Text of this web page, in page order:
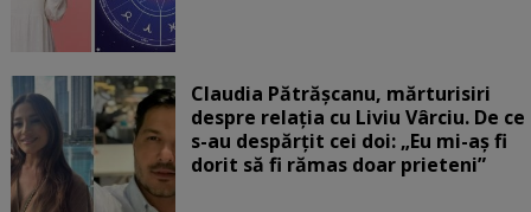
Claudia Pătrășcanu, mărturisiri
despre relația cu Liviu Vârciu. De ce
s-au despărțit cei doi: „Eu mi-aș fi
dorit să fi rămas doar prieteni”